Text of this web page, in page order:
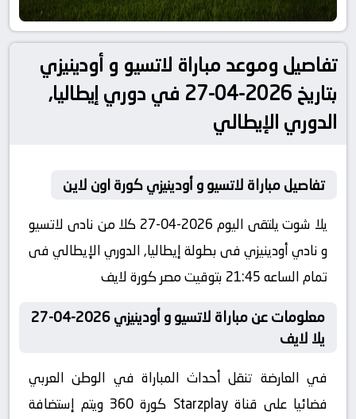
تفاصيل وموعد مباراة لاتسيو و أودينيزي
بتاريخ 2026-04-27 في دوري إيطاليا,
الدوري الإيطالي
تفاصيل مباراة لاتسيو و أودينيزي كورة اون لاين
يلا شوت يلتقى اليوم 2026-04-27 كلا من نادى لاتسيو
و نادي أودينيزي فى بطولة إيطاليا, الدوري الإيطالي فى
تمام الساعه 21:45 بتوقيت مصر كورة لايف
معلومات عن مباراة لاتسيو و أودينيزي 2026-04-27
يلا لايف
في العارضة تنقل أحداث المباراة في الوطن العربي
فضائيا على قناة Starzplay كورة 360 ويتم إستضافة